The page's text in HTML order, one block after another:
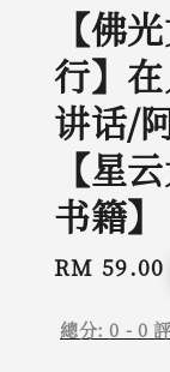
【佛
行】
讲话/
【星
书籍】
Regular
RM 59.00
總分:0 - 0